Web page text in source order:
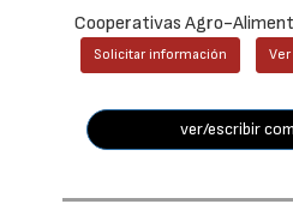
Cooperativas Agro-
Solicitar información
ver/escribir